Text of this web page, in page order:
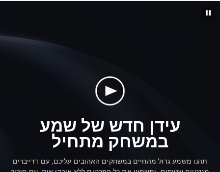
עידן חדש של שמע
במשחק מתחיל
תהנו משמע גדול מהחיים במשחקים האהובים עליכם, עם דרייברים